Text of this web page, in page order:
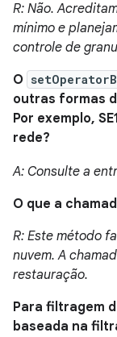
R: Não.
mínimo e
controle de
O
outras formas
Por exemplo,
rede?
A: Consulte a
O que a
R: Este método
nuvem. A
restauração.
Para filtragem
baseada na